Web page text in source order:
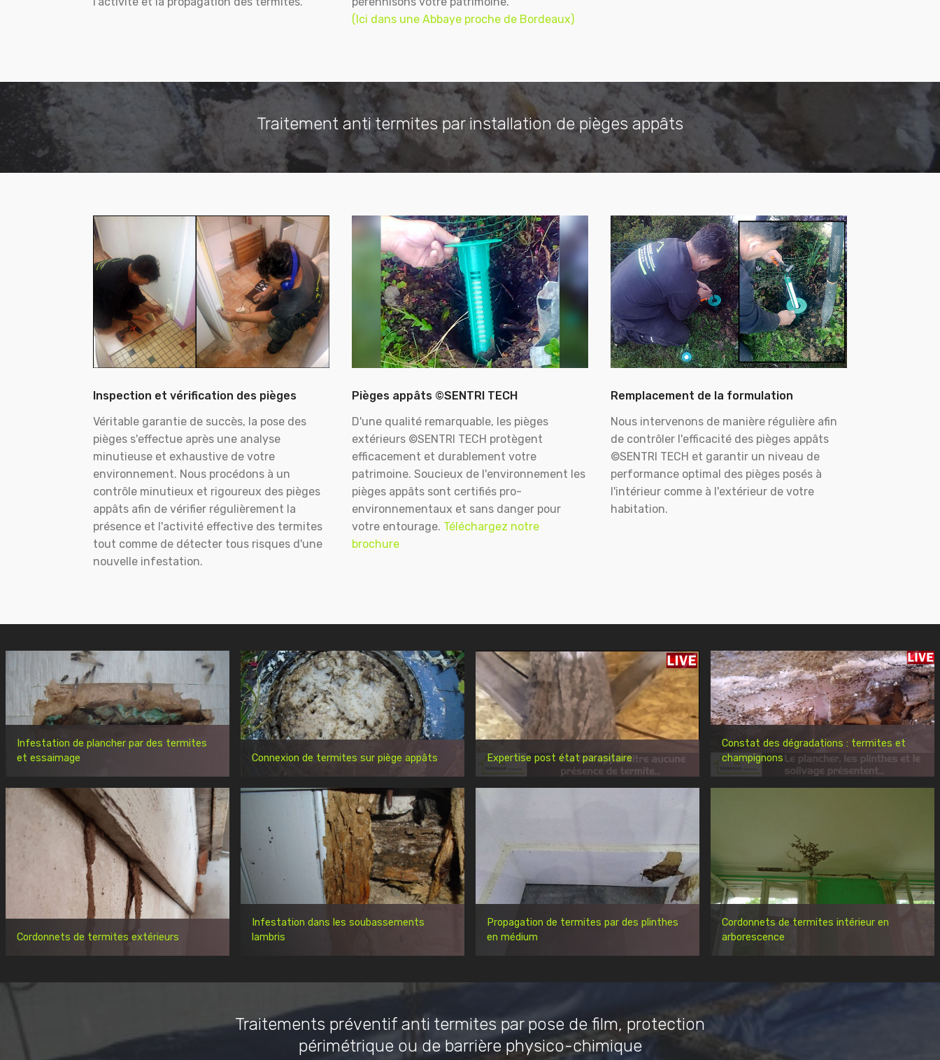
(Ici dans une Abbaye proche de Bordeaux)
Traitement anti termites par installation de pièges appâts
Inspection et vérification des pièges
Véritable garantie de succès, la pose des
pièges s'effectue après une analyse
minutieuse et exhaustive de votre
environnement. Nous procédons à un
contrôle minutieux et rigoureux des pièges
appâts afin de vérifier régulièrement la
présence et l'activité effective des termites
tout comme de détecter tous risques d'une
nouvelle infestation.
Pièges appâts ©SENTRI TECH
D'une qualité remarquable, les pièges
extérieurs ©SENTRI TECH protègent
efficacement et durablement votre
patrimoine. Soucieux de l'environnement les
pièges appâts sont certifiés pro-
environnementaux et sans danger pour
votre entourage. Téléchargez notre
brochure
Remplacement de la formulation
Nous intervenons de manière régulière afin
de contrôler l'efficacité des pièges appâts
©SENTRI TECH et garantir un niveau de
performance optimal des pièges posés à
l'intérieur comme à l'extérieur de votre
habitation.
Infestation de plancher par des termites
et essaimage
Connexion de termites sur piège appâts Expertise post état parasitaire
Constat des dégradations : termites et
champignons
Cordonnets de termites extérieurs
Infestation dans les soubassements
lambris
Propagation de termites par des plinthes
en médium
Cordonnets de termites intérieur en
arborescence
Traitements préventif anti termites par pose de film, protection
périmétrique ou de barrière physico-chimique